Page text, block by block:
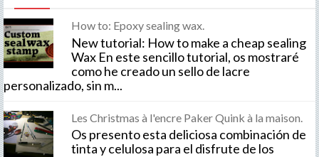
How to: Epoxy sealing wax.
New tutorial: How to make a cheap sealing
Wax En este sencillo tutorial, os mostraré
como he creado un sello de lacre
personalizado, sin m...
Les Christmas à l'encre Paker Quink à la maison.
Os presento esta deliciosa combinación de
tinta y celulosa para el disfrute de los